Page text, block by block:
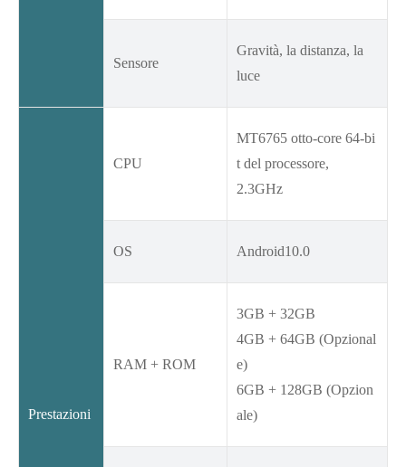
Sensore
Gravità, la distanza, la
luce
Prestazioni
CPU
MT6765 otto-core 64-bi
t del processore,
2.3GHz
OS Android10.0
RAM + ROM
3GB + 32GB
4GB + 64GB (Opzional
e)
6GB + 128GB (Opzion
ale)